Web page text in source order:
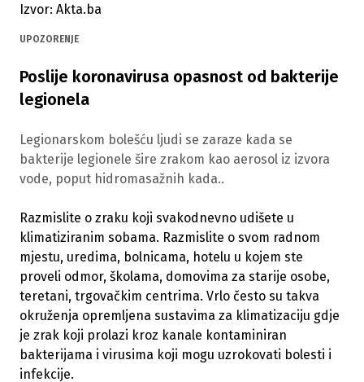
Izvor: Akta.ba
UPOZORENJE
Poslije koronavirusa opasnost od bakterije
legionela
Legionarskom bolešću ljudi se zaraze kada se
bakterije legionele šire zrakom kao aerosol iz izvora
vode, poput hidromasažnih kada..
Razmislite o zraku koji svakodnevno udišete u
klimatiziranim sobama. Razmislite o svom radnom
mjestu, uredima, bolnicama, hotelu u kojem ste
proveli odmor, školama, domovima za starije osobe,
teretani, trgovačkim centrima. Vrlo često su takva
okruženja opremljena sustavima za klimatizaciju gdje
je zrak koji prolazi kroz kanale kontaminiran
bakterijama i virusima koji mogu uzrokovati bolesti i
infekcije.